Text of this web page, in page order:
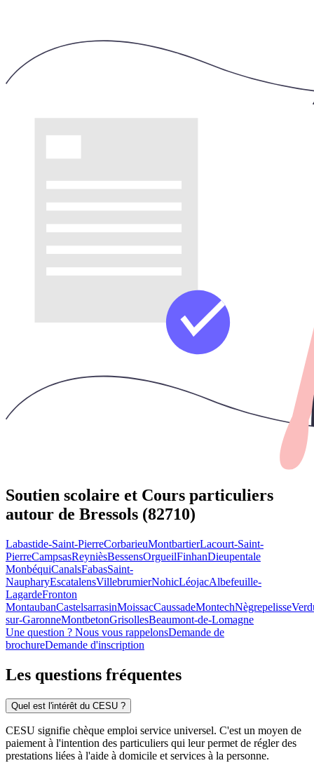
Soutien scolaire et Cours particuliers
autour de Bressols (82710)
Labastide-Saint-PierreCorbarieuMontbartierLacourt-Saint-
PierreCampsasReynièsBessensOrgueilFinhanDieupentale
MonbéquiCanalsFabasSaint-
NaupharyEscatalensVillebrumierNohicLéojacAlbefeuille-
LagardeFronton
MontaubanCastelsarrasinMoissacCaussadeMontechNègrepelisse
sur-GaronneMontbetonGrisollesBeaumont-de-Lomagne
Une question ? Nous vous rappelonsDemande de
brochureDemande d'inscription
Les questions fréquentes
Quel est l'intérêt du CESU ?
CESU signifie chèque emploi service universel. C'est un moyen de
paiement à l'intention des particuliers qui leur permet de régler des
prestations liées à l'aide à domicile et services à la personne.